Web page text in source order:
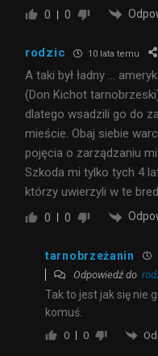
0 0
rodzic 10 lata temu
A taki był ładny …
(Don Kichot
dlatego wsadzili go do
mieście. Obaj siebie
pojęcia o zarządzaniu
Szkoda mi tylko tych 4
którzy uwierzyli w te
0 0
tarnobrzeżanin
Odpowiedź do
Tak to jest jak się nie
komuś.
0 0